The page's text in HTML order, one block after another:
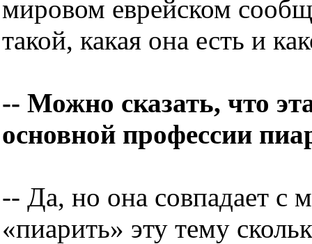
мировом еврейском
такой, какая она есть и
-- Можно сказать, что
основной профессии
-- Да, но она совпадает с
«пиарить» эту тему